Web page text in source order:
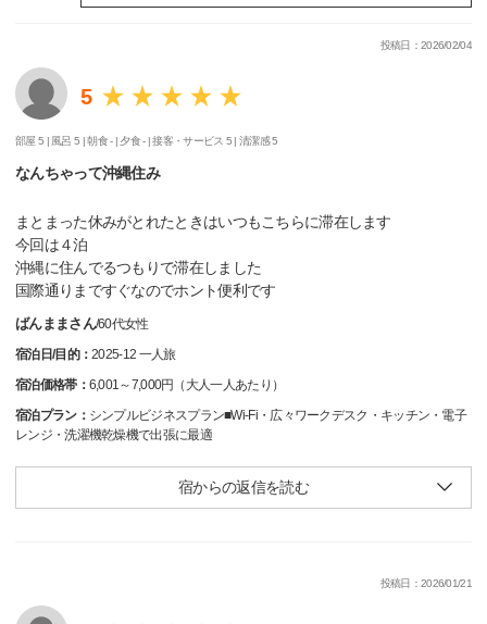
投稿日：2026/02/04
5
部屋 5 | 風呂 5 |朝食 - | 夕食 - |接客・サービス 5 |清潔感 5
なんちゃって沖縄住み
まとまった休みがとれたときはいつもこちらに滞在します
今回は４泊
沖縄に住んでるつもりで滞在しました
国際通りまですぐなのでホント便利です
ばんままさん/60代女性
宿泊日/目的：2025-12 一人旅
宿泊価格帯： 6,001～7,000円（大人一人あたり）
宿泊プラン： シンプルビジネスプラン■Wi-Fi・広々ワークデスク・キッチン・電子
レンジ・洗濯機乾燥機で出張に最適
宿からの返信を読む
投稿日：2026/01/21